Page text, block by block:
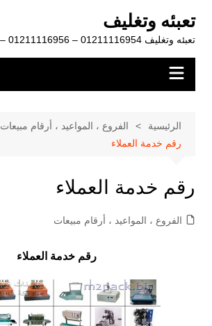
المحتوى
تعبئه وتغليف
تعبئه وتغليف 01211116954 – 01211116956 – 01211116958
الرئيسية
الفروع ، المواعيد ، أرقام مبيعات
رقم خدمة العملاء
رقم خدمة العملاء
الفروع ، المواعيد ، أرقام مبيعات
رقم خدمة العملاء